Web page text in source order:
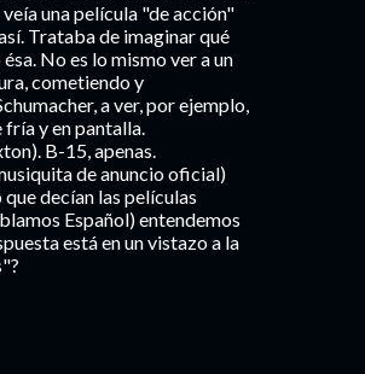
una película "de acción"
Trataba de imaginar qué
No es lo mismo ver a un
cometiendo y
a ver, por ejemplo,
fría y en pantalla.
B-15, apenas.
de anuncio oficial)
decían las películas
Español) entendemos
está en un vistazo a la